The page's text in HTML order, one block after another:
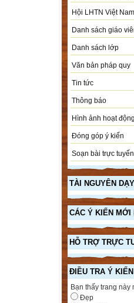
Hội LHTN Việt Nam
Danh sách giáo
Danh sách lớp
Văn bản pháp quy
Tin tức
Thông báo
Hình ảnh hoạt động
Đóng góp ý kiến
Soạn bài trực tuyến
TÀI NGUYÊN
CÁC Ý KIẾN MỚI
HỖ TRỢ TRỰC
ĐIỀU TRA Ý KIẾN
Bạn thấy trang này
Đẹp